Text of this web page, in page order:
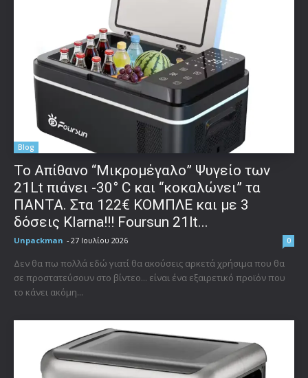
Blog
Το Απίθανο “Μικρομέγαλο” Ψυγείο των
21Lt πιάνει -30° C και “κοκαλώνει” τα
ΠΑΝΤΑ. Στα 122€ ΚΟΜΠΛΕ και με 3
δόσεις Klarna!!! Foursun 21lt...
Unpackman - 27 Ιουλίου 2026 0
Δεν θα πω πολλά εδώ γιατί θα ακούσεις αρκετά χρήσιμα που θα
σε προστατεύσουν στο βίντεο... είναι ένα εξαιρετικό προϊόν που
το κάνει ακόμη...